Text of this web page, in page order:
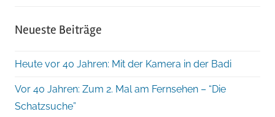
Neueste Beiträge
Heute vor 40 Jahren: Mit der Kamera in der Badi
Vor 40 Jahren: Zum 2. Mal am Fernsehen – “Die
Schatzsuche”